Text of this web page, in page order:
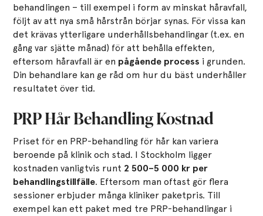
behandlingen – till exempel i form av minskat håravfall,
följt av att nya små hårstrån börjar synas. För vissa kan
det krävas ytterligare underhållsbehandlingar (t.ex. en
gång var sjätte månad) för att behålla effekten,
eftersom håravfall är en pågående process i grunden.
Din behandlare kan ge råd om hur du bäst underhåller
resultatet över tid.
PRP Hår Behandling Kostnad
Priset för en PRP-behandling för hår kan variera
beroende på klinik och stad. I Stockholm ligger
kostnaden vanligtvis runt 2 500–5 000 kr per
behandlingstillfälle. Eftersom man oftast gör flera
sessioner erbjuder många kliniker paketpris. Till
exempel kan ett paket med tre PRP-behandlingar i